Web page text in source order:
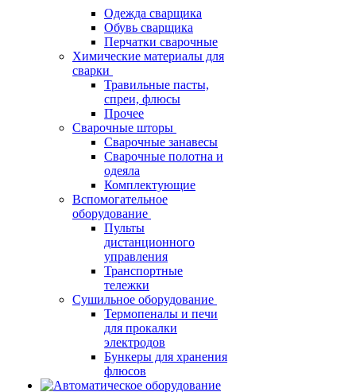
Одежда сварщика
Обувь сварщика
Перчатки сварочные
Химические материалы для
сварки
Травильные пасты,
спреи, флюсы
Прочее
Сварочные шторы
Сварочные занавесы
Сварочные полотна и
одеяла
Комплектующие
Вспомогательное
оборудование
Пульты
дистанционного
управления
Транспортные
тележки
Сушильное оборудование
Термопеналы и печи
для прокалки
электродов
Бункеры для хранения
флюсов